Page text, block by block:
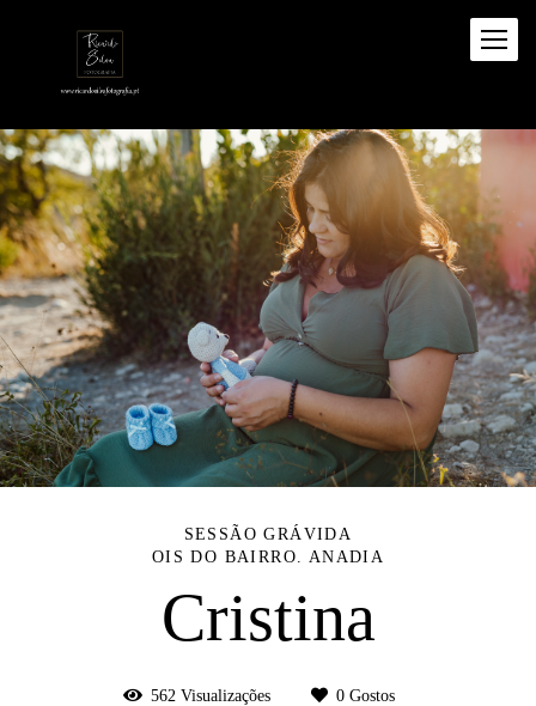
SESSÃO GRÁVIDA
OIS DO BAIRRO. ANADIA
Cristina
562 Visualizações 0 Gostos